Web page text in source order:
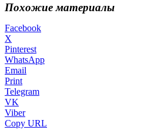
Похожие материалы
Facebook
X
Pinterest
WhatsApp
Email
Print
Telegram
VK
Viber
Copy URL